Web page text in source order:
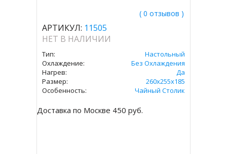
( 0 отзывов )
АРТИКУЛ: 11505
НЕТ В НАЛИЧИИ
Тип:
Настольный
Охлаждение:
Без Охлаждения
Нагрев:
Да
Размер:
260x255x185
Особенность:
Чайный Столик
Доставка по Москве 450 руб.